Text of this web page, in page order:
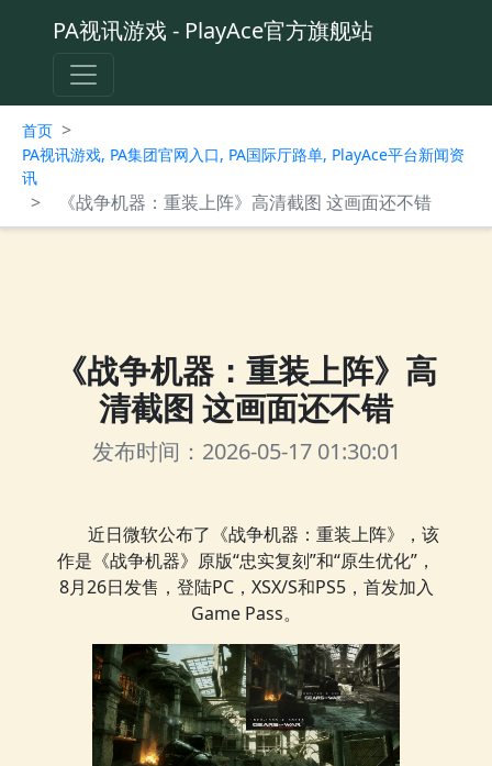
PA视讯游戏 - PlayAce官方旗舰站
首页 >
PA视讯游戏, PA集团官网入口, PA国际厅路单, PlayAce平台新闻资
讯
> 《战争机器：重装上阵》高清截图 这画面还不错
《战争机器：重装上阵》高
清截图 这画面还不错
发布时间：2026-05-17 01:30:01
近日微软公布了《战争机器：重装上阵》，该
作是《战争机器》原版“忠实复刻”和“原生优化”，
8月26日发售，登陆PC，XSX/S和PS5，首发加入
Game Pass。